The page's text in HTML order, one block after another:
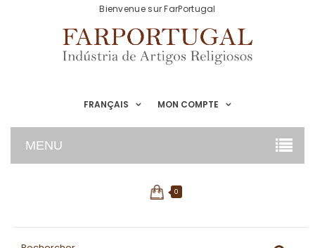
FRANÇAIS
Bienvenue sur FarPortugal
MON COMPTE
MENU
0